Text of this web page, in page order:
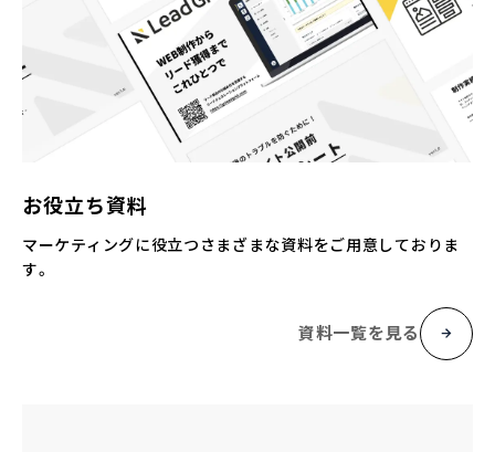
お役立ち資料
マーケティングに役立つさまざまな資料をご用意しておりま
す。
資料一覧を見る